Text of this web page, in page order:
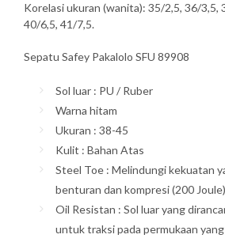
Korelasi ukuran (wanita): 35/2,5, 36/3,5,
40/6,5, 41/7,5.
Sepatu Safey Pakalolo SFU 89908
Sol luar : PU / Ruber
Warna hitam
Ukuran : 38-45
Kulit : Bahan Atas
Steel Toe : Melindungi kekuatan
benturan dan kompresi (200 Joule)
Oil Resistan : Sol luar yang
untuk traksi pada permukaan